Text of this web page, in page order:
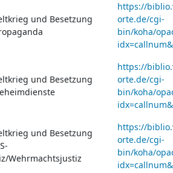
und Besetzung
https://
orte.de/cgi-
bin/koha/
und Besetzung
https://
orte.de/cgi-
bin/koha/
und Besetzung
Wehrmachtsjustiz
https://
orte.de/cgi-
bin/koha/